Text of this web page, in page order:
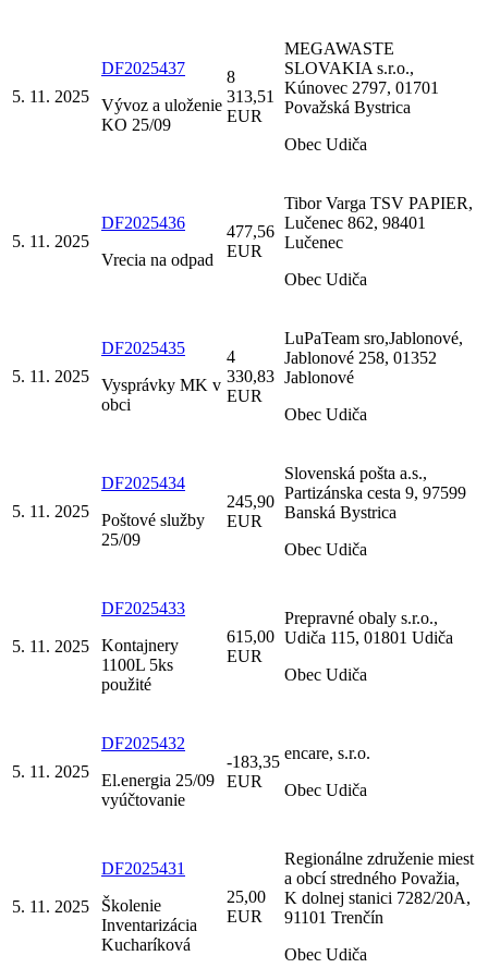
5. 11. 2025
DF2025437
Vývoz a uloženie
KO 25/09
8
313,51
EUR
MEGAWASTE
SLOVAKIA s.r.o.,
Kúnovec 2797, 01701
Považská Bystrica
Obec Udiča
5. 11. 2025
DF2025436
Vrecia na odpad
477,56
EUR
Tibor Varga TSV PAPIER,
Lučenec 862, 98401
Lučenec
Obec Udiča
5. 11. 2025
DF2025435
Vysprávky MK v
obci
4
330,83
EUR
LuPaTeam sro,Jablonové,
Jablonové 258, 01352
Jablonové
Obec Udiča
5. 11. 2025
DF2025434
Poštové služby
25/09
245,90
EUR
Slovenská pošta a.s.,
Partizánska cesta 9, 97599
Banská Bystrica
Obec Udiča
5. 11. 2025
DF2025433
Kontajnery
1100L 5ks
použité
615,00
EUR
Prepravné obaly s.r.o.,
Udiča 115, 01801 Udiča
Obec Udiča
5. 11. 2025
DF2025432
El.energia 25/09
vyúčtovanie
-183,35
EUR
encare, s.r.o.
Obec Udiča
5. 11. 2025
DF2025431
Školenie
Inventarizácia
Kucharíková
25,00
EUR
Regionálne združenie miest
a obcí stredného Považia,
K dolnej stanici 7282/20A,
91101 Trenčín
Obec Udiča